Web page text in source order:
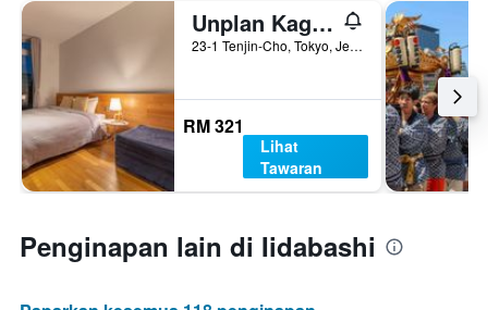
Unplan Kagurazaka - Hostel
23-1 Tenjin-Cho, Tokyo, Jepun
RM 321
Lihat
Tawaran
Penginapan lain di Iidabashi